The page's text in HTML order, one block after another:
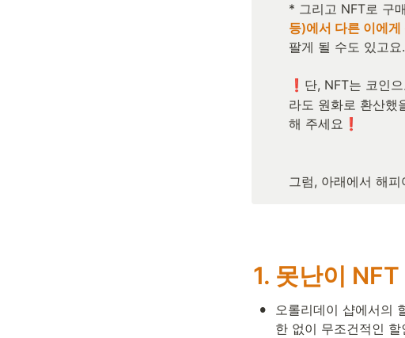
* 그리고 NFT로 구
등)에서 다른 이에
팔게 될 수도 있고요.
❗️ 단, NFT는 코인
라도 원화로 환산했
해 주세요 ❗️
그럼, 아래에서 해
1. 못난이
•
오롤리데이 샵에서의
한 없이 무조건적인